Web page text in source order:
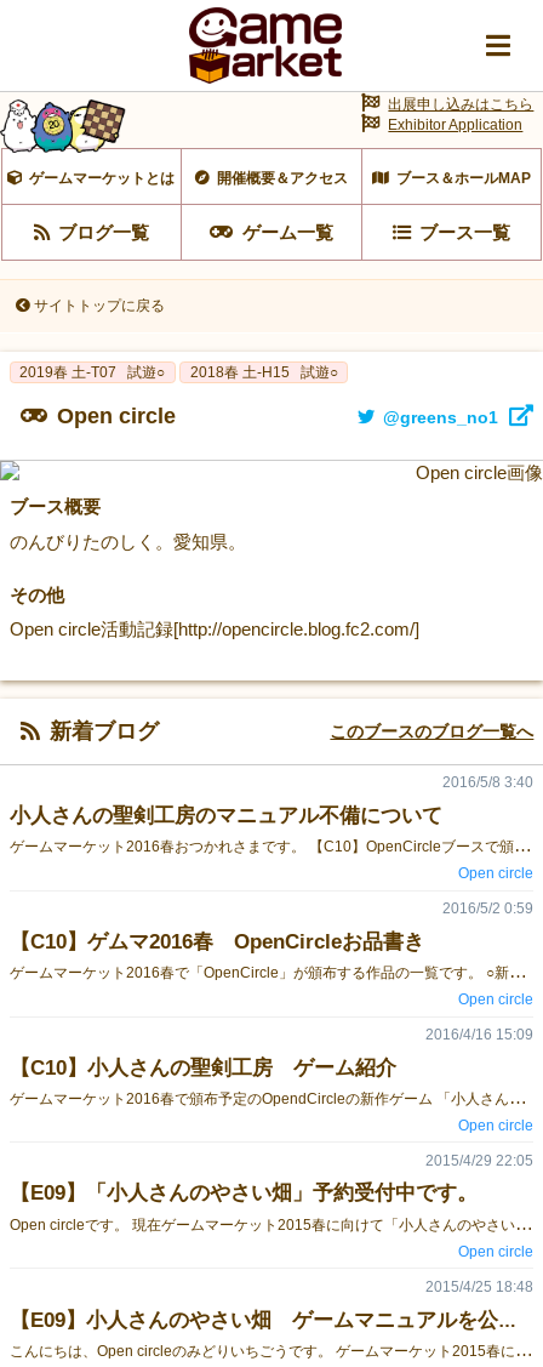
ゲームマーケットとは 開催概要＆アクセス ブース＆ホールMAP
ブログ一覧 ゲーム一覧 ブース一覧
出展申し込みはこちら
Exhibitor Application
サイトトップに戻る
2019春 土-T07 試遊○ 2018春 土-H15 試遊○
Open circle @greens_no1
ブース概要
のんびりたのしく。愛知県。
その他
Open circle活動記録[http://opencircle.blog.fc2.com/]
新着ブログ このブースのブログ一覧へ
小人さんの聖剣工房のマニュアル不備について
ゲ
ームマーケット2016春おつかれさまです。 【C10】OpenCircleブースで頒布させていただきました「小人さんの聖剣工房」のマニュアルにルールの漏れがありましたので、この場を借りて連絡させていただきます。 Ｖ：聖剣制作フェイズの最後(⑥)の項目 「王国ボード上に残っている聖剣カードをすべて（表裏かかわらず）捨て札にしてから、」Ⅰ～Ⅴをもう一度繰り返す。 「」の一文が抜けていました。 この処理を行わないと、以降の処理がマニュアル通りに進行できなくなってしまいます。 取り急ぎ、修正後のマニュアル（低画質版）を製品ページに公開しておきました。 正式な修正後のマニュアルは、今後イベント参加時に無料配布などといった対応を検討しています。 今後とも当サークル作品「小人さんの聖剣工房」をよろしくお願いいたします。
2016/5/8 3:40
Open circle
【C10】ゲムマ2016春 OpenCircleお品書き
ゲ
ームマーケット2016春で「OpenCircle」が頒布する作品の一覧です。 ○新作『小人さんの聖剣工房』 2500円 材料と小人さんを集めて聖剣を作成しよう。 小人さんを探索に出して素材と宝飾を集めましょう。聖剣を作成するためには特定の小人さんの協力が必要です。 ゲームのルールはこちら ゲーム紹介記事はこちら ・プレイ人数3~4人（4人推奨） ・プレイ時間45~60分 内容物画像 プレイ風景画像 ○旧作『小人さんのやさい畑』2000円 やさいを育てて収穫しよう！ お邪魔物をうまくよけながらやさいを成長させ収穫するゲームです。 ゲームルールはこちら ・プレイ人数3~4人 ・プレイ時間30~45分 [caption id="attachment_28338" align="alignnone" width="300"] 内容物画像[/caption] [caption id="attachment_28336" align="alignnone" width="300"] プレイ風景画像[/caption] 当日は試遊卓も用意していますので、興味がある方は一度遊んでみてください。
2016/5/2 0:59
Open circle
【C10】小人さんの聖剣工房 ゲーム紹介
ゲ
ームマーケット2016春で頒布予定のOpendCircleの新作ゲーム 「小人さんの聖剣工房」のゲーム紹介記事です。 ゲームマニュアルを製品紹介のページで公開していますので、よろしければそちらもご覧ください。 ○ゲームの目的 あなたは鍛冶屋となり、期間内に他のプレイヤーより多くの聖剣を作ることを目指します。 聖剣の作成には「素材」「宝飾」と「小人さん」の協力が必要です。 もちろん、必要な「素材」「宝飾」も「小人さん」も集める必要があります。材料あつめの段階ですでに競争は始まっているのです。 ○「素材」と「宝飾」を集める 材料の収集は小人さんにお願いしましょう。 右どなりに小人さんを送ることで「素材」が、左どなりに小人さんを送ることで「宝飾」を集めてきてくれます。 たくさん送った方が多くの材料を集めてきてくれれますが、あなたと小人さんにも相性があるため送る小人さんはよく考える必要があります。 また、小人さんの価値観は人と違うためかならず、必要なものを持ってきてくれるわけではありません。 良い素材を集めてきてくれることを祈りましょう。 ○素材を使う 素材の中には不思議な力を持ったものもあります。 それらを使って他のプレイヤーより優位に立ちましょう。 ○聖剣をつくる 十分な素材が手に入ったら、いよいよ聖剣の制作に入ります。 ただし、同じ聖剣が複数あっては人々が混乱してしまいます。もし複数の鍛冶屋が同じ聖剣を造ってしまった場合は、最も優秀な1つをを聖剣と認めそれ以外は聖剣ではない何かとなってしまいます。 聖剣の出来は使用した材料の優秀さで決まるので、ありったけの素材をつぎ込むか、次の聖剣作成に向けて材料を温存するかよく考えましょう。 ○ゲームの終了 一定の期間が過ぎればゲームは終了します。 終了時に最もおおく聖剣を作成していた人が勝利します。 ざっくりとですが、ゲームの概要を紹介しました。 興味を持っていただけたら、どうぞOpenCircleブース【C10】までお越しください。
2016/4/16 15:09
Open circle
【E09】「小人さんのやさい畑」予約受付中です。
O
pen circleです。 現在ゲームマーケット2015春に向けて「小人さんのやさい畑」梱包作業中です。 ゲームルールはブログで公開中です。 ゲームマーケット2015春で頒布予定の「小人さんのやさい畑」現在予約受付中です。 こちらのページから予約もしくはtwitterアカウント @greens_no1 までDMください。 ※取り置き期限は当日15時までとさせていただきます。 どうぞよろしくお願いします。
2015/4/29 22:05
Open circle
【E09】小人さんのやさい畑 ゲームマニュアルを公開します
こ
んにちは、Open circleのみどりいちごうです。 ゲームマーケット2015春に頒布予定のゲーム「小人さんのやさい畑」のゲームマニュアルを公開します。 〇小人さんのやさい畑とは フィールドの中に小人さんを配置してやさいを収穫していくゲームです。 [caption id="attachment_4564" align="alignnone" width="199"] 小人さんのやさい畑説明書1[/caption] [caption id="attachment_4563" align="alignnone" width="212"] 小人さんのやさい畑説明書2[/caption] もし興味を持っていただけましたら、当日【E09】のブースまでお越しください。 ブログ（Open circle活動記録）から取り置き予約も受け付けておりますので、よろしければご利用ください。 それでは、当日お会いできるのを楽しみにしています。
2015/4/25 18:48